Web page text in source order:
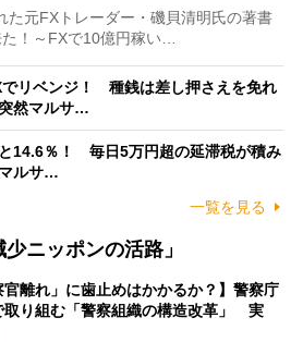
元FXトレーダー・磯貝清明氏の著書
た！～FXで10億円稼い…
でリベンジ！ 種銭は差し押さえを免れ
然マルサ…
と14.6％！ 毎日5万円超の延滞税が積み
ルサ…
一覧を見る
ニッポンの活路」
官離れ」に歯止めはかかるか？】警察庁
取り組む「警察組織の構造改革」 実